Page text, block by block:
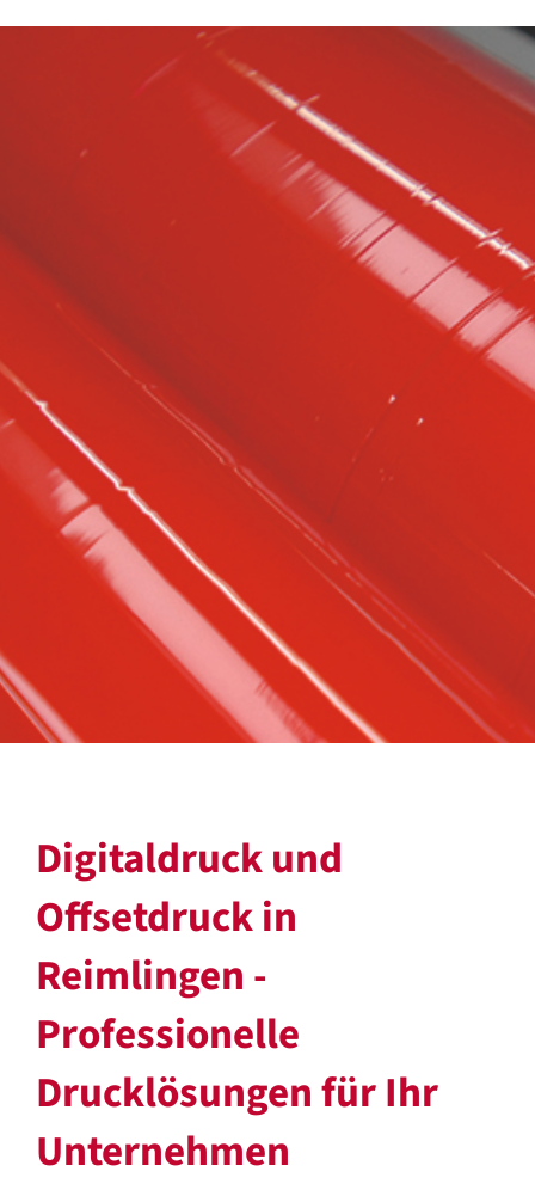
Digitaldruck und
Offsetdruck in
Reimlingen -
Professionelle
Drucklösungen für Ihr
Unternehmen